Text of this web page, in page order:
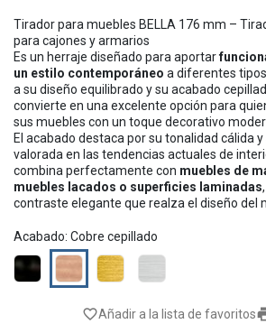
Tirador para muebles BELLA 176 mm –
para cajones y armarios
Es un herraje diseñado para aportar
un estilo contemporáneo a diferentes
a su diseño equilibrado y su acabado
convierte en una excelente opción para
sus muebles con un toque decorativo
El acabado destaca por su tonalidad cálida
valorada en las tendencias actuales de
combina perfectamente con muebles de
muebles lacados o superficies laminadas
contraste elegante que realza el diseño del
Acabado: Cobre cepillado
Negro
Cobre
cepillado
Oro
cepillado
Gris
favorite_borderAñadir a la lista de favoritos